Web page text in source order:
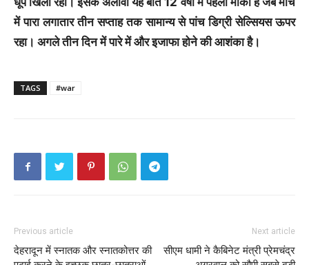
में पारा लगातार तीन सप्ताह तक सामान्य से पांच डिग्री सेल्सियस ऊपर
रहा। अगले तीन दिन में पारे में और इजाफा होने की आशंका है।
TAGS #war
Previous article
देहरादून में स्नातक और स्नातकोत्तर की
Next article
सीएम धामी ने कैबिनेट मंत्री प्रेमचंद्र